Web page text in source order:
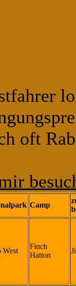
oft
Camp
West
Finch
Hatton